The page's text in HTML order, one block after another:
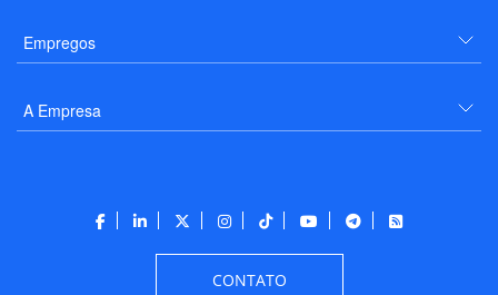
Empregos
A Empresa
CONTATO